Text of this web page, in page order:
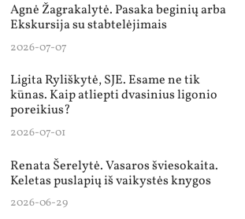
Agnė Žagrakalytė. Pasaka beginių arba
Ekskursija su stabtelėjimais
2026-07-07
Ligita Ryliškytė, SJE. Esame ne tik
kūnas. Kaip atliepti dvasinius ligonio
poreikius?
2026-07-01
Renata Šerelytė. Vasaros šviesokaita.
Keletas puslapių iš vaikystės knygos
2026-06-29